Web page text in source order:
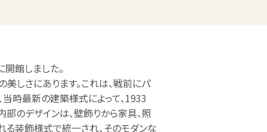
館しました。
しさにあります。これは、戦前にパ
時最新の建築様式によって、1933
部のデザインは、壁飾りから家具、照
る装飾様式で統一され、そのモダンな